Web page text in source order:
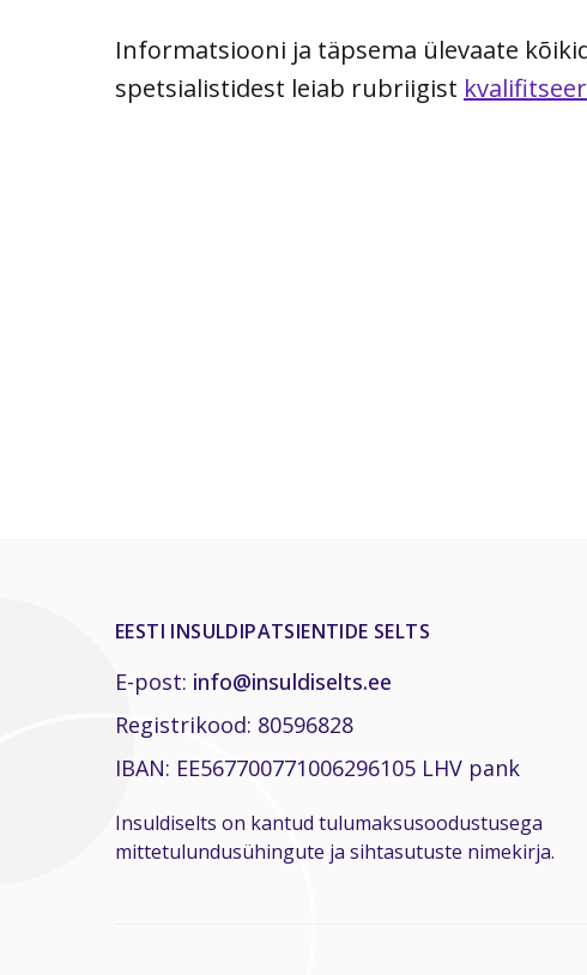
Informatsiooni ja täpsema ülevaate
spetsialistidest leiab rubriigist
EESTI INSULDIPATSIENTIDE SELTS
E-post: info@insuldiselts.ee
Registrikood: 80596828
IBAN: EE567700771006296105 LHV pank
Insuldiselts on kantud tulumaksusoodustusega
mittetulundusühingute ja sihtasutuste nimekirja.